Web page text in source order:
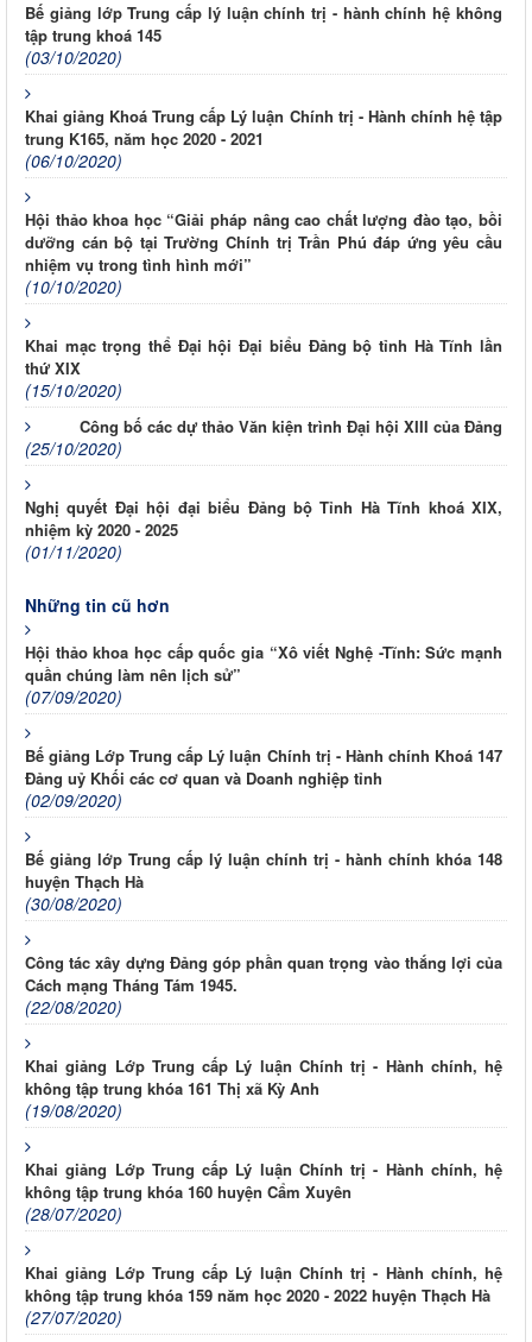
Bế giảng lớp Trung cấp lý luận chính trị - hành chính hệ không
tập trung khoá 145
(03/10/2020)
Khai giảng Khoá Trung cấp Lý luận Chính trị - Hành chính hệ tập
trung K165, năm học 2020 - 2021
(06/10/2020)
Hội thảo khoa học “Giải pháp nâng cao chất lượng đào tạo, bồi
dưỡng cán bộ tại Trường Chính trị Trần Phú đáp ứng yêu cầu
nhiệm vụ trong tình hình mới”
(10/10/2020)
Khai mạc trọng thể Đại hội Đại biểu Đảng bộ tỉnh Hà Tĩnh lần
thứ XIX
(15/10/2020)
Công bố các dự thảo Văn kiện trình Đại hội XIII của Đảng
(25/10/2020)
Nghị quyết Đại hội đại biểu Đảng bộ Tỉnh Hà Tĩnh khoá XIX,
nhiệm kỳ 2020 - 2025
(01/11/2020)
Những tin cũ hơn
Hội thảo khoa học cấp quốc gia “Xô viết Nghệ -Tĩnh: Sức mạnh
quần chúng làm nên lịch sử”
(07/09/2020)
Bế giảng Lớp Trung cấp Lý luận Chính trị - Hành chính Khoá 147
Đảng uỷ Khối các cơ quan và Doanh nghiệp tỉnh
(02/09/2020)
Bế giảng lớp Trung cấp lý luận chính trị - hành chính khóa 148
huyện Thạch Hà
(30/08/2020)
Công tác xây dựng Đảng góp phần quan trọng vào thắng lợi của
Cách mạng Tháng Tám 1945.
(22/08/2020)
Khai giảng Lớp Trung cấp Lý luận Chính trị - Hành chính, hệ
không tập trung khóa 161 Thị xã Kỳ Anh
(19/08/2020)
Khai giảng Lớp Trung cấp Lý luận Chính trị - Hành chính, hệ
không tập trung khóa 160 huyện Cẩm Xuyên
(28/07/2020)
Khai giảng Lớp Trung cấp Lý luận Chính trị - Hành chính, hệ
không tập trung khóa 159 năm học 2020 - 2022 huyện Thạch Hà
(27/07/2020)